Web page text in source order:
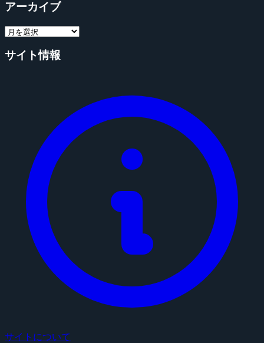
アーカイブ
サイト情報
サイトについて